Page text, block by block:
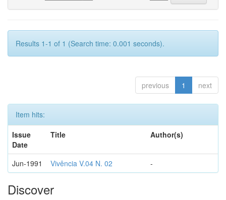
Results 1-1 of 1 (Search time: 0.001 seconds).
previous 1 next
Item hits:
Issue
Date
Title Author(s)
Jun-1991 Vivência V.04 N. 02 -
Discover